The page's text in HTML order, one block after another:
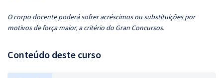
O corpo docente poderá sofrer acréscimos ou substituições por
motivos de força maior, a critério do Gran Concursos.
Conteúdo deste curso